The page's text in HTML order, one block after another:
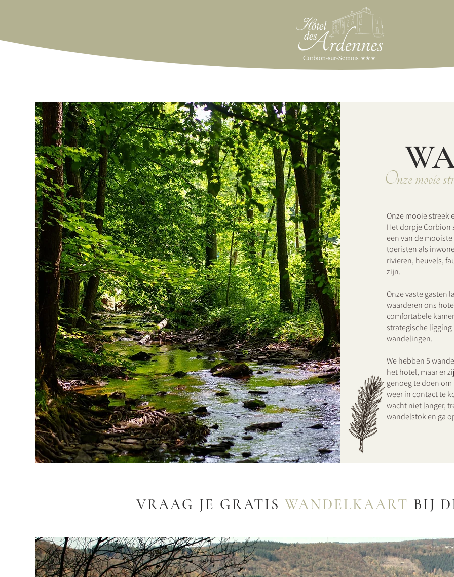
Onze mooie
Onze mooie streek
Het dorpje Corbion
een van de
toeristen als
rivieren, heuvels,
zijn.
Onze vaste gasten
waarderen ons
comfortabele
strategische
wandelingen.
We hebben 5
het hotel, maar er
genoeg te doen
weer in contact te
wacht niet langer,
wandelstok en ga
VRAAG JE GRATISWANDELKAART BIJ